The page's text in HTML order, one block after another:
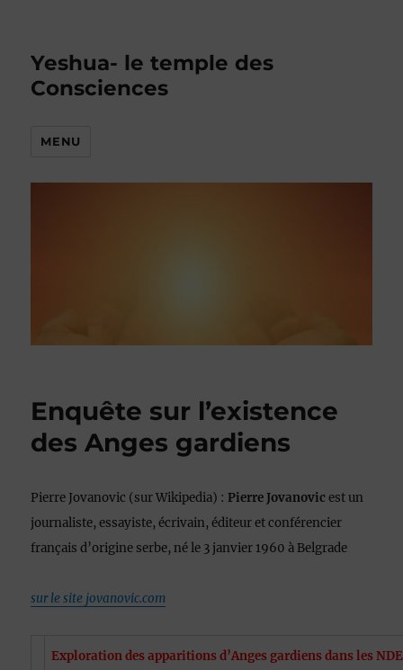
Yeshua- le temple des
Consciences
MENU
Enquête sur l’existence
des Anges gardiens
Pierre Jovanovic (sur Wikipedia) :Pierre Jovanovicest un
journaliste, essayiste, écrivain, éditeur et conférencier
français d’origine serbe, né le 3 janvier 1960 à Belgrade
sur le site jovanovic.com
Exploration des apparitions d’Anges gardiens dans les NDE